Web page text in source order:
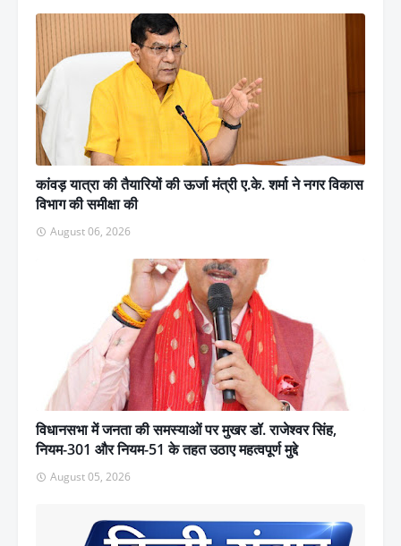
कांवड़ यात्रा की तैयारियों की ऊर्जा मंत्री ए.के. शर्मा ने नगर विकास
विभाग की समीक्षा की
August 06, 2026
विधानसभा में जनता की समस्याओं पर मुखर डॉ. राजेश्वर सिंह,
नियम-301 और नियम-51 के तहत उठाए महत्वपूर्ण मुद्दे
August 05, 2026